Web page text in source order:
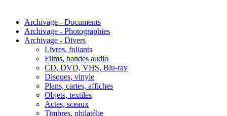
Archivage - Documents
Archivage - Photographies
Archivage - Divers
Livres, foliants
Films, bandes audio
CD, DVD, VHS, Blu-ray
Disques, vinyle
Plans, cartes, affiches
Objets, textiles
Actes, sceaux
Timbres, philatélie